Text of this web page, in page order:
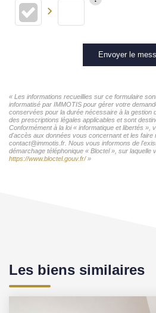
Envoyer le
« Les informations recueillies sur ce formulaire
informatisé par IMMOTIS pour gérer votre
conservées pour la durée nécessaire à la gestion
des prescriptions légales applicables et sont
Conformément à la loi « informatique et libertés »,
d'accès aux données vous concernant et les faire
contact@immotis.fr. Nous vous informons de
démarchage téléphonique « Bloctel », sur
https://www.bloctel.gouv.fr/»
Les biens similaires